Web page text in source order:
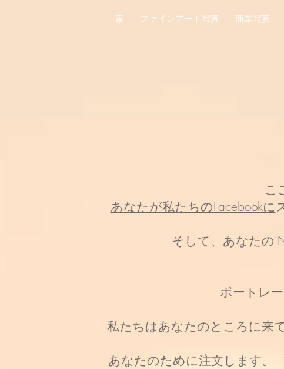
家 ファインアート写真 商業写真
こ
あなたが私たちのFacebookに
そして、あなたの
ポートレ
私たちはあなたのところに来
あなたのために注文します。